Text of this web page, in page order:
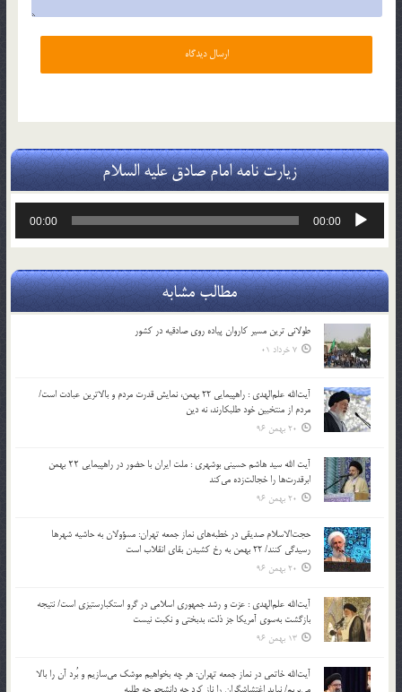
زیارت نامه امام صادق علیه السلام
پخش‌کننده
00:00
00:00
مطالب مشابه
طولانی ترین مسیر کاروان پیاده روی صادقیه در کشور
7 خرداد 01
آیت‌الله علم‌الهدی : راهپیمایی 22 بهمن، نمایش قدرت مردم و بالاترین عبادت است/
مردم از منتخبین خود طلبکارند، نه دین
20 بهمن 96
آیت الله سید هاشم حسینی بوشهری : ملت ایران با حضور در راهپیمایی ۲۲ بهمن
ابرقدرت‌ها را خجالت‌زده می‌کند
20 بهمن 96
حجت‌الاسلام صدیقی در خطبه‌های نماز جمعه تهران: مسؤولان به حاشیه شهرها
رسیدگی کنند/ 22 بهمن به رخ کشیدن بقای انقلاب است
20 بهمن 96
آیت‌الله علم‌الهدی : عزت و رشد جمهوری اسلامی در گرو استکبارستیزی است/ نتیجه
بازگشت به‌سوی آمریکا جز ذلت، بدبختی و نکبت نیست
13 بهمن 96
آیت‌الله خاتمی در نماز جمعه تهران: هر چه بخواهیم موشک می‌سازیم و بُرد آن را بالا